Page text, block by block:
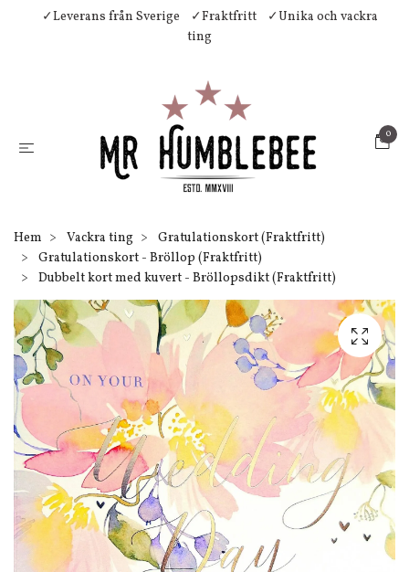
✓Leverans från Sverige ✓Fraktfritt
✓Unika och vackra
ting
0
Hem Vackra ting
Gratulationskort (Fraktfritt)
Gratulationskort - Bröllop (Fraktfritt)
Dubbelt kort med kuvert - Bröllopsdikt (Fraktfritt)